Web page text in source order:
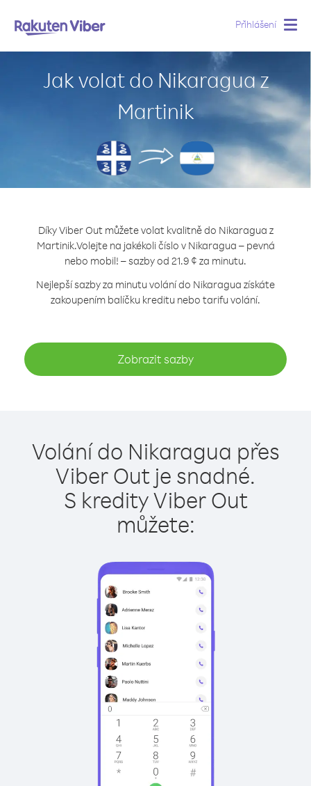
Přihlášení
Jak volat do Nikaragua z
Martinik
Díky Viber Out můžete volat kvalitně do Nikaragua z
Martinik.Volejte na jakékoli číslo v Nikaragua – pevná
nebo mobil! – sazby od 21.9 ¢ za minutu.
Nejlepší sazby za minutu volání do Nikaragua získáte
zakoupením balíčku kreditu nebo tarifu volání.
Zobrazit sazby
Volání do Nikaragua přes
Viber Out je snadné.
S kredity Viber Out
můžete: